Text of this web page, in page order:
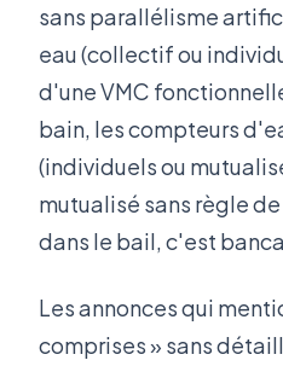
sans parallélisme
eau (collectif ou
d'une VMC
bain, les compteurs
(individuels ou
mutualisé sans règle
dans le bail, c'est
Les annonces qui
comprises » sans